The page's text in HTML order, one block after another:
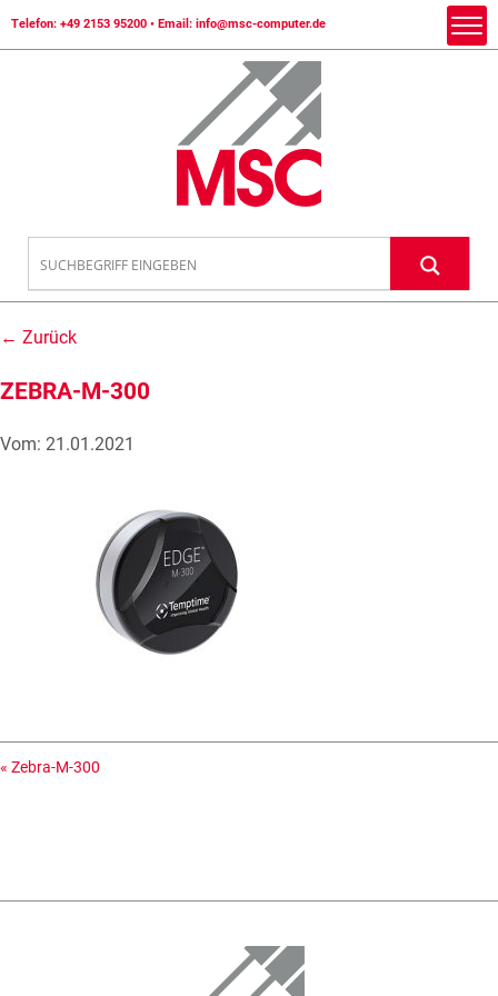
Telefon: +49 2153 95200 • Email: info@msc-computer.de
← Zurück
ZEBRA-M-300
Vom: 21.01.2021
« Zebra-M-300